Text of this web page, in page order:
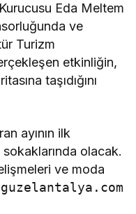
Eda Meltem
ve
Turizm
etkinliğin,
taşıdığını
ayının ilk
sokaklarında olacak.
ve moda
guzelantalya.com